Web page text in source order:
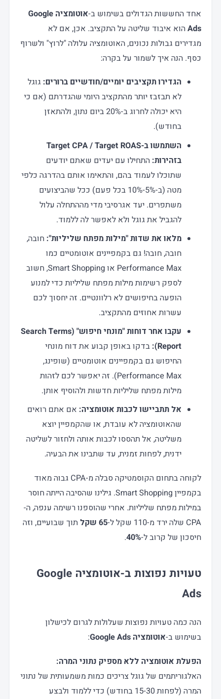
אחד החששות הגדולים בשימוש ב-
אוטומציה Google
Adsהוא איבוד שליטה על התקציב. אכן, אם לא
מגדירים גבולות נכונים, האוטומציה עלולה "לרוץ" ולשרוף
כסף. הנה איך לשמור על בקרה:
הגדירו תקציבים יומיים/חודשיים ברורים: גוגל
לא תבזבז יותר מהתקציב היומי שהגדרתם (אם כי
היא יכולה לחרוג ב-20% ביום נתון, ולהתאזן
בחודש).
השתמשו ב-Target CPA / Target ROAS
בזהירות: התחילו עם יעדים שאתם יודעים
שתוכלו לעמוד בהם, והתאימו אותם בהדרגה כלפי
מטה (ב-5%-10% בכל פעם) ככל שהביצועים
משתפרים. יעד אגרסיבי מדי מההתחלה עלול
להגביל את גוגל ולא לאפשר לה ללמוד.
מלאו את שדות "מילות מפתח שליליות": חובה,
חובה, חובה! גם בקמפיינים אוטומטיים כמו
Performance Max או Smart Shopping, חשוב
לספק רשימות מילות מפתח שליליות כדי למנוע
הופעה בחיפושים לא רלוונטיים. זה יחסוך לכם
עשרות אחוזים מהתקציב.
עקבו אחר דוחות "מונחי חיפוש" (Search Terms
Report):
בדקו באופן קבוע את דוח מונחי
החיפוש גם בקמפיינים אוטומטיים (שופינג,
Performance Max). זה יאפשר לכם לזהות
מילות מפתח שליליות חדשות ולהוסיף אותן.
אל תתביישו לכבות אוטומציה: אם אתם רואים
שהאוטומציה לא עובדת, או שהקמפיין יוצא
משליטה, אל תהססו לכבות אותה ולחזור לשליטה
ידנית, לפחות זמנית, עד שתבינו את הבעיה.
לקוחה בתחום הקוסמטיקה סבלה מ-CPA גבוה מאוד
בקמפיין Smart Shopping. גילינו שהסיבה הייתה חוסר
במילות מפתח שליליות. אחרי שהוספנו רשימה ענפה, ה-
CPA שלה ירד מ-110 שקל ל-
65 שקל
תוך שבועיים, וזה
חיסכון של קרוב ל-40%
.
טעויות נפוצות ב-אוטומציה Google
Ads
הנה כמה טעויות נפוצות שעלולות לגרום לכישלון
בשימוש ב-אוטומציה Google Ads :
הפעלת אוטומציה ללא מספיק נתוני המרה:
האלגוריתמים של גוגל צריכים כמות משמעותית של נתוני
המרה (לפחות 15-30 בחודש) כדי ללמוד ולבצע